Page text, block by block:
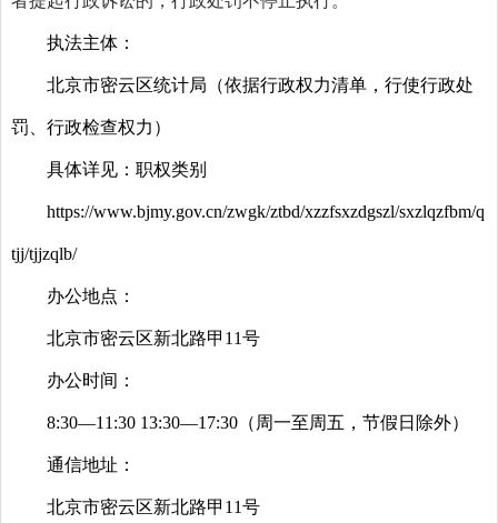
执法主体：
北京市密云区统计局（依据行政权力清单，行使行政处
罚、行政检查权力）
具体详见：职权类别
https://www.bjmy.gov.cn/zwgk/ztbd/xzzfsxzdgszl/sxzlqzfbm/q
tjj/tjjzqlb/
办公地点：
北京市密云区新北路甲11号
办公时间：
8:30—11:30 13:30—17:30（周一至周五，节假日除外）
通信地址：
北京市密云区新北路甲11号